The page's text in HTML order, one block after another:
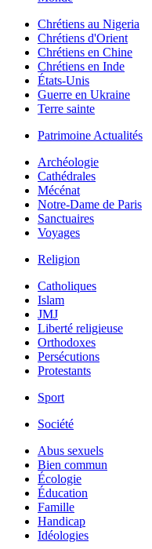
Chrétiens au Nigeria
Chrétiens d'Orient
Chrétiens en Chine
Chrétiens en Inde
États-Unis
Guerre en Ukraine
Terre sainte
Patrimoine Actualités
Archéologie
Cathédrales
Mécénat
Notre-Dame de Paris
Sanctuaires
Voyages
Religion
Catholiques
Islam
JMJ
Liberté religieuse
Orthodoxes
Persécutions
Protestants
Sport
Société
Abus sexuels
Bien commun
Écologie
Éducation
Famille
Handicap
Idéologies